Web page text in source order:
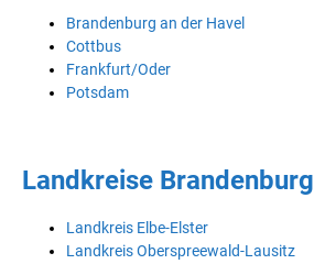
Brandenburg an der Havel
Cottbus
Frankfurt/Oder
Potsdam
Landkreise Brandenburg
Landkreis Elbe-Elster
Landkreis Oberspreewald-Lausitz